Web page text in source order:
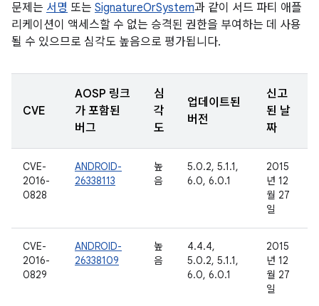
문제는 서명 또는 SignatureOrSystem과 같이 서드 파티 애플
리케이션이 액세스할 수 없는 승격된 권한을 부여하는 데 사용
될 수 있으므로 심각도 높음으로 평가됩니다.
CVE
AOSP 링크
가 포함된
버그
심
각
도
업데이트된
버전
신고
된 날
짜
CVE-
2016-
0828
ANDROID-
26338113
높
음
5.0.2, 5.1.1,
6.0, 6.0.1
2015
년 12
월 27
일
CVE-
2016-
0829
ANDROID-
26338109
높
음
4.4.4,
5.0.2, 5.1.1,
6.0, 6.0.1
2015
년 12
월 27
일